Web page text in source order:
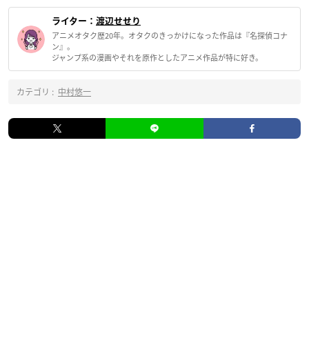
ライター： 渡辺せせり
アニメオタク歴20年。オタクのきっかけになった作品は『名探偵コナ
ン』。
ジャンプ系の漫画やそれを原作としたアニメ作品が特に好き。
カテゴリ : 中村悠一